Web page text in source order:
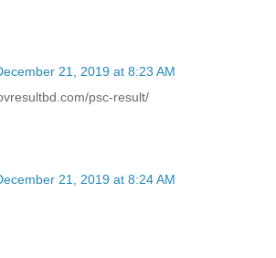
21, 2019 at 8:23 AM
psc-result/
21, 2019 at 8:24 AM